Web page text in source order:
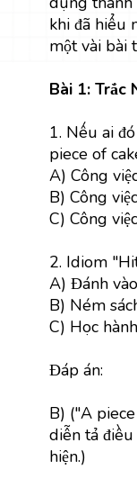
khi đã hiểu
một vài bài
Bài 1: Trắc
1. Nếu ai
piece of
A) Công
B) Công
C) Công
2. Idiom
A) Đánh
B) Ném
C) Học
Đáp án:
B) ("A
diễn tả
hiện.)